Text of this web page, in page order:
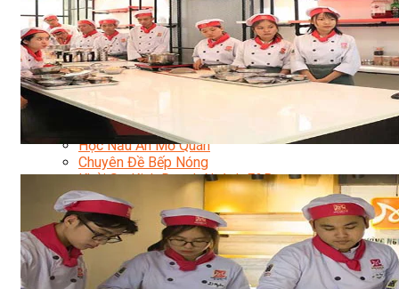
Nghiệp Vụ Quản Lý Bếp
Nghiệp Vụ Cấp Dưỡng
Nghiệp Vụ Bếp Phụ
Điểm Tâm Hồng Kông
Eat Clean
Food Stylist
Master Class
Bếp Gia Đình
Học Nấu Ăn Mở Quán
Chuyên Đề Bếp Nóng
Khởi Sự Kinh Doanh Ngành F&B
Khởi Sự Kinh Doanh Nhà Hàng
Bí Quyết Kinh Doanh và Vận Hành Mô Hình Ẩm
Thực
Video Dạy Nấu Ăn
Pha Chế
Nghiệp Vụ Bar Trưởng